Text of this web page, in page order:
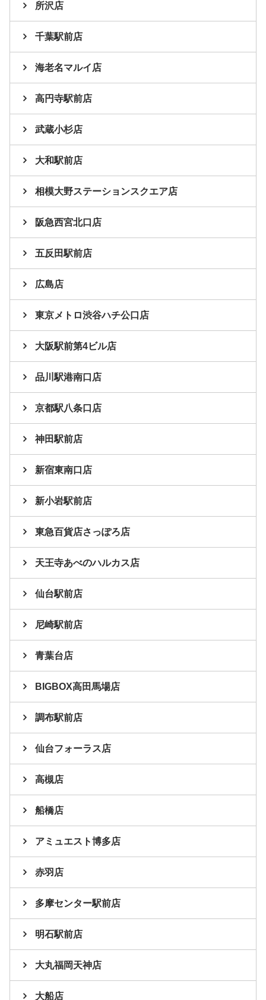
所沢店
千葉駅前店
海老名マルイ店
高円寺駅前店
武蔵小杉店
大和駅前店
相模大野ステーションスクエア店
阪急西宮北口店
五反田駅前店
広島店
東京メトロ渋谷ハチ公口店
大阪駅前第4ビル店
品川駅港南口店
京都駅八条口店
神田駅前店
新宿東南口店
新小岩駅前店
東急百貨店さっぽろ店
天王寺あべのハルカス店
仙台駅前店
尼崎駅前店
青葉台店
BIGBOX高田馬場店
調布駅前店
仙台フォーラス店
高槻店
船橋店
アミュエスト博多店
赤羽店
多摩センター駅前店
明石駅前店
大丸福岡天神店
大船店